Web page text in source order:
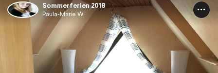
Sommerferien 2018
Paula-Marie W